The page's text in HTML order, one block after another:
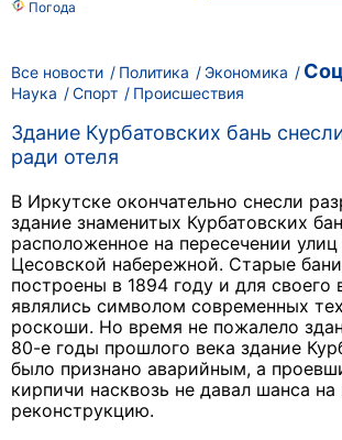
Погода
Все новости Политика Экономика
Наука
Спорт Происшествия
Здание Курбатовских бань
ради отеля
В Иркутске окончательно снесли
здание знаменитых Курбатовских
расположенное на пересечении
Цесовской набережной. Старые
построены в 1894 году и для своего
являлись символом современных
роскоши. Но время не пожалело
80-е годы прошлого века здание
было признано аварийным, а
кирпичи насквозь не давал шанса
реконструкцию.